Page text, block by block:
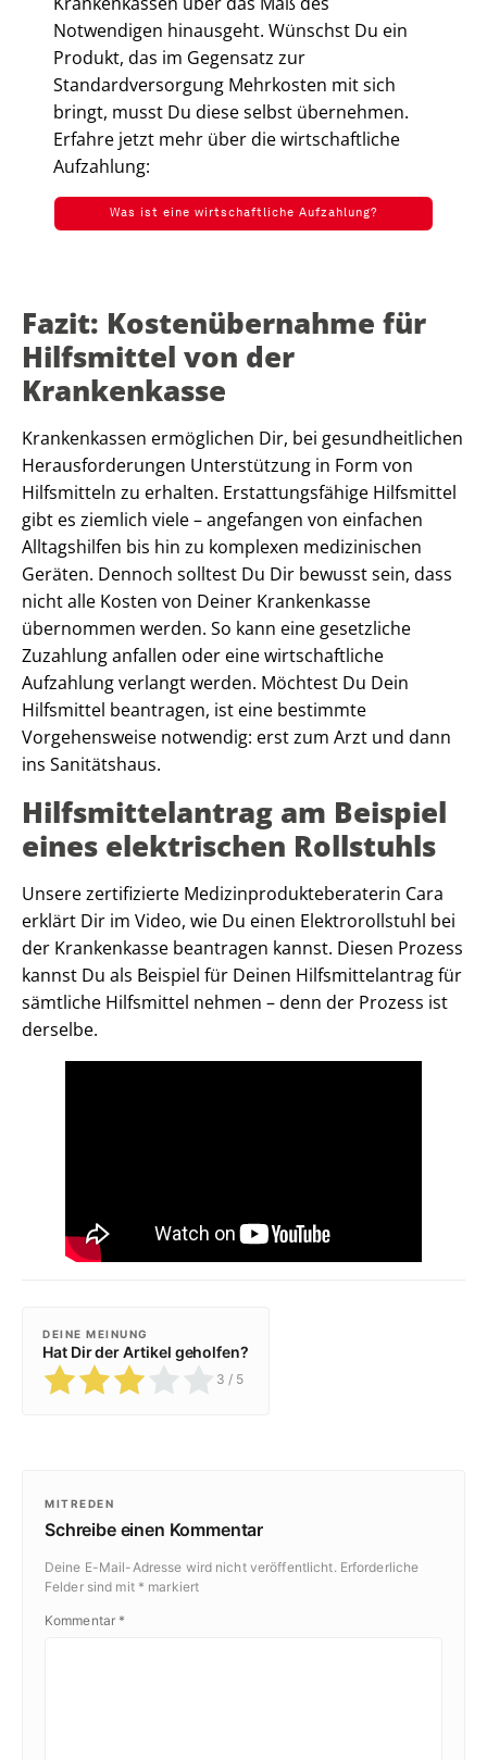
Notwendigen hinausgeht. Wünschst Du ein
Produkt, das im Gegensatz zur
Standardversorgung Mehrkosten mit sich
bringt, musst Du diese selbst übernehmen.
Erfahre jetzt mehr über die wirtschaftliche
Aufzahlung:
Was ist eine wirtschaftliche Aufzahlung?
Fazit: Kostenübernahme für
Hilfsmittel von der
Krankenkasse
Krankenkassen ermöglichen Dir, bei gesundheitlichen
Herausforderungen Unterstützung in Form von
Hilfsmitteln zu erhalten. Erstattungsfähige Hilfsmittel
gibt es ziemlich viele – angefangen von einfachen
Alltagshilfen bis hin zu komplexen medizinischen
Geräten. Dennoch solltest Du Dir bewusst sein, dass
nicht alle Kosten von Deiner Krankenkasse
übernommen werden. So kann eine gesetzliche
Zuzahlung anfallen oder eine wirtschaftliche
Aufzahlung verlangt werden. Möchtest Du Dein
Hilfsmittel beantragen, ist eine bestimmte
Vorgehensweise notwendig: erst zum Arzt und dann
ins Sanitätshaus.
Hilfsmittelantrag am Beispiel
eines elektrischen Rollstuhls
Unsere zertifizierte Medizinprodukteberaterin Cara
erklärt Dir im Video, wie Du einen Elektrorollstuhl bei
der Krankenkasse beantragen kannst. Diesen Prozess
kannst Du als Beispiel für Deinen Hilfsmittelantrag für
sämtliche Hilfsmittel nehmen – denn der Prozess ist
derselbe.
DEINE MEINUNG
Hat Dir der Artikel geholfen?
3 / 5
MITREDEN
Schreibe einen Kommentar
Deine E-Mail-Adresse wird nicht veröffentlicht. Erforderliche
Felder sind mit * markiert
Kommentar *